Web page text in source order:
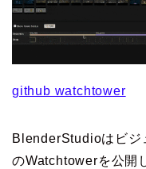
github watchtower
BlenderStudioはビジ
のWatchtowerを公開